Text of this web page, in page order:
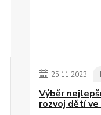
25.11.2023
Výběr
rozvoj dětí